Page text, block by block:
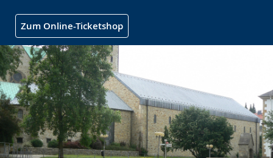
Zum Online-Ticketshop